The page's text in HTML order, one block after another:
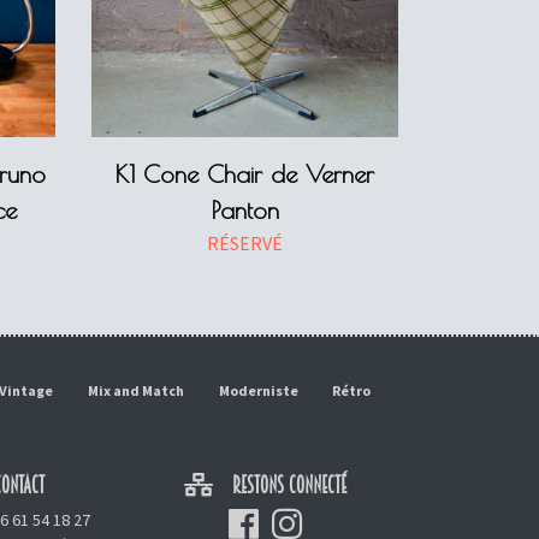
K1 Cone Chair de Verner
Panton
RÉSERVÉ
Mix and Match Moderniste Rétro
61 54 18 27
RESTONS CONNECTÉ